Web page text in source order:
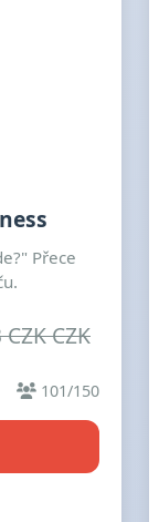
Přece
CZK
101/150